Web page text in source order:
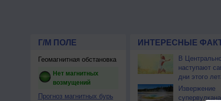
Г/М ПОЛЕ
Геомагнитная обстановка
Нет магнитных
возмущений
Прогноз магнитных бурь
ИНТЕРЕСНЫЕ
В
наступают
дни этого
Извержение
супервулкана